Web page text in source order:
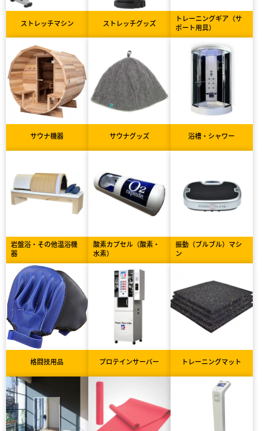
ストレッチマシン ストレッチグッズ
トレーニングギア（サ
ポート用具）
サウナ機器 サウナグッズ 浴槽・シャワー
岩盤浴・その他温浴機
器
酸素カプセル（酸素・
水素）
振動（ブルブル）マシ
ン
格闘技用品 プロテインサーバー トレーニングマット